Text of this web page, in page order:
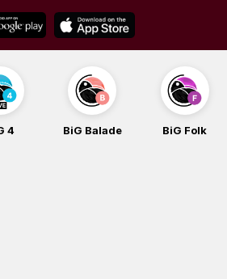
4 BiG Balade BiG Folk